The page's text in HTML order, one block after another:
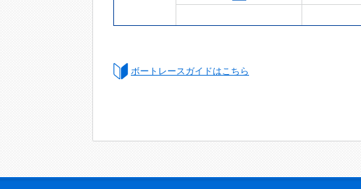
ボートレースガイドはこちら